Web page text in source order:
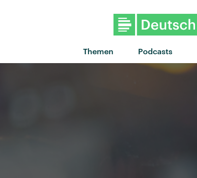
Themen Podcasts